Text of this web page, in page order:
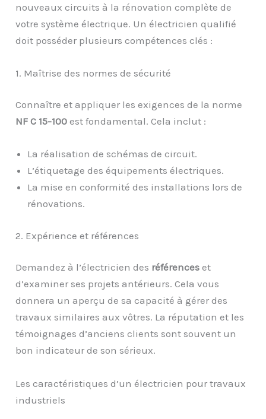
nouveaux circuits à la rénovation complète de
votre système électrique. Un électricien qualifié
doit posséder plusieurs compétences clés :
1. Maîtrise des normes de sécurité
Connaître et appliquer les exigences de la norme
NF C 15-100 est fondamental. Cela inclut :
La réalisation de schémas de circuit.
L’étiquetage des équipements électriques.
La mise en conformité des installations lors de
rénovations.
2. Expérience et références
Demandez à l’électricien des références et
d’examiner ses projets antérieurs. Cela vous
donnera un aperçu de sa capacité à gérer des
travaux similaires aux vôtres. La réputation et les
témoignages d’anciens clients sont souvent un
bon indicateur de son sérieux.
Les caractéristiques d’un électricien pour travaux
industriels